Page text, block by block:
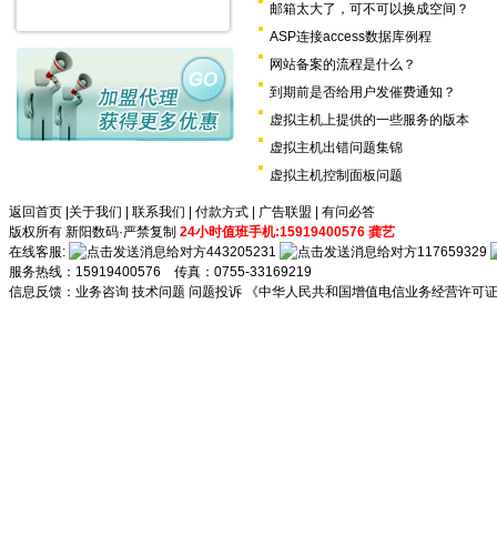
邮箱太大了，可不可以换成空间？
ASP连接access数据库例程
网站备案的流程是什么？
到期前是否给用户发催费通知？
虚拟主机上提供的一些服务的版本
虚拟主机出错问题集锦
虚拟主机控制面板问题
返回首页 关于我们 联系我们 付款方式 广告联盟
有问必答
版权所有 新阳数码·严禁复制 24小时值班手机:15919400576 龚艺
在线客服:
443205231
117659329
服务热线：15919400576 传真：0755-33169219
信息反馈： 业务咨询 技术问题 问题投诉 《中华人民共和国增值电信业务经营许可